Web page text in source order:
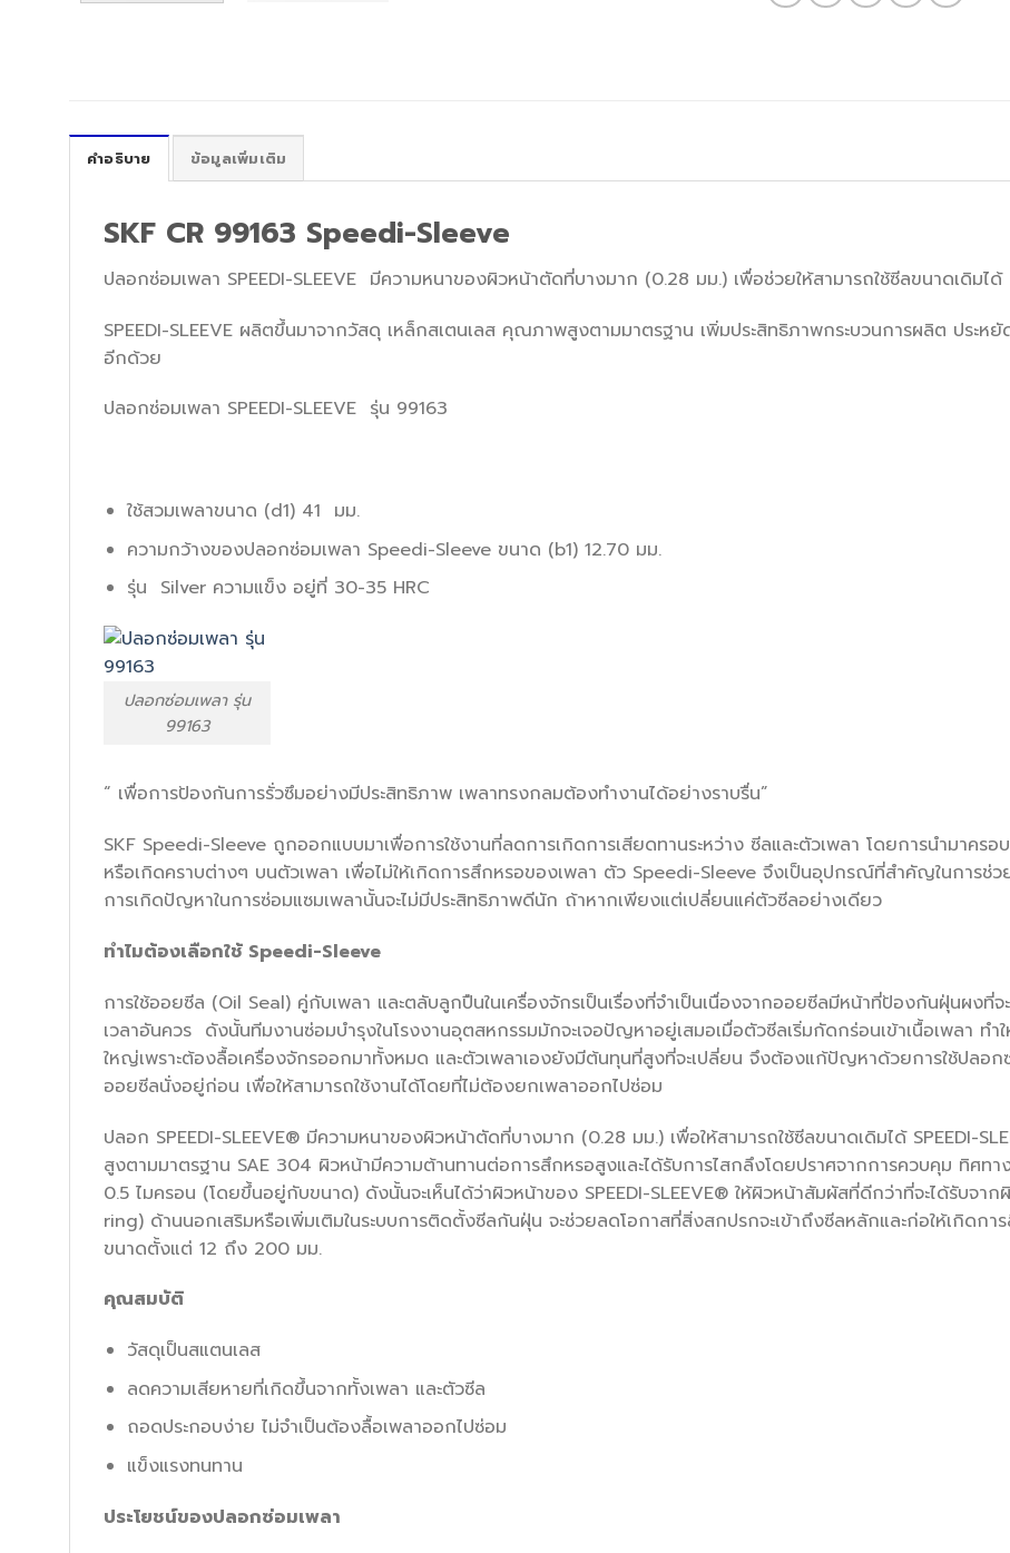
คำอธิบาย ข้อมูลเพิ่มเติม
SKF CR 99163 Speedi-Sleeve
ปลอกซ่อมเพลา SPEEDI-SLEEVE มีความหนาของผิวหน้าตัดที่บางมาก (0.28 มม.) เพื่อช่วยให้สามารถใช้ซีลขนาดเดิมได้
SPEEDI-SLEEVE ผลิตขึ้นมาจากวัสดุ เหล็กสเตนเลส คุณภาพสูงตามมาตรฐาน เพิ่มประสิทธิภาพกระบวนการผลิต ประหยั
อีกด้วย
ปลอกซ่อมเพลา SPEEDI-SLEEVE รุ่น 99163
ใช้สวมเพลาขนาด (d1) 41 มม.
ความกว้างของปลอกซ่อมเพลา Speedi-Sleeve ขนาด (b1) 12.70 มม.
รุ่น Silver ความแข็ง อยู่ที่ 30-35 HRC
ปลอกซ่อมเพลา รุ่น
99163
“ เพื่อการป้องกันการรั่วซึมอย่างมีประสิทธิภาพ เพลาทรงกลมต้องทำงานได้อย่างราบรื่น”
SKF Speedi-Sleeve ถูกออกแบบมาเพื่อการใช้งานที่ลดการเกิดการเสียดทานระหว่าง ซีลและตัวเพลา โดยการนำมาคร
หรือเกิดคราบต่างๆ บนตัวเพลา เพื่อไม่ให้เกิดการสึกหรอของเพลา ตัว Speedi-Sleeve จึงเป็นอุปกรณ์ที่สำคัญในการช่
การเกิดปัญหาในการซ่อมแซมเพลานั้นจะไม่มีประสิทธิภาพดีนัก ถ้าหากเพียงแต่เปลี่ยนแค่ตัวซีลอย่างเดียว
ทำไมต้องเลือกใช้ Speedi-Sleeve
การใช้ออยซีล (Oil Seal) คู่กับเพลา และตลับลูกปืนในเครื่องจักรเป็นเรื่องที่จำเป็นเนื่องจากออยซีลมีหน้าที่ป้องกันฝุ่นผงที่
เวลาอันควร ดังนั้นทีมงานซ่อมบำรุงในโรงงานอุตสหกรรมมักจะเจอปัญหาอยู่เสมอเมื่อตัวซีลเริ่มกัดกร่อนเข้าเนื้อเพลา ทำ
ใหญ่เพราะต้องลื้อเครื่องจักรออกมาทั้งหมด และตัวเพลาเองยังมีต้นทุนที่สูงที่จะเปลี่ยน จึงต้องแก้ปัญหาด้วยการใช้ปลอ
ออยซีลนั่งอยู่ก่อน เพื่อให้สามารถใช้งานได้โดยที่ไม่ต้องยกเพลาออกไปซ่อม
ปลอก SPEEDI-SLEEVE® มีความหนาของผิวหน้าตัดที่บางมาก (0.28 มม.) เพื่อให้สามารถใช้ซีลขนาดเดิมได้ SPEEDI-
สูงตามมาตรฐาน SAE 304 ผิวหน้ามีความต้านทานต่อการสึกหรอสูงและได้รับการไสกลึงโดยปราศจากการควบคุม ทิศทา
0.5 ไมครอน (โดยขึ้นอยู่กับขนาด) ดังนั้นจะเห็นได้ว่าผิวหน้าของ SPEEDI-SLEEVE® ให้ผิวหน้าสัมผัสที่ดีกว่าที่จะได้รับจา
ring) ด้านนอกเสริมหรือเพิ่มเติมในระบบการติดตั้งซีลกันฝุ่น จะช่วยลดโอกาสที่สิ่งสกปรกจะเข้าถึงซีลหลักและก่อให้เกิดก
ขนาดตั้งแต่ 12 ถึง 200 มม.
คุณสมบัติ
วัสดุเป็นสแตนเลส
ลดความเสียหายที่เกิดขึ้นจากทั้งเพลา และตัวซีล
ถอดประกอบง่าย ไม่จำเป็นต้องลื้อเพลาออกไปซ่อม
แข็งแรงทนทาน
ประโยชน์ของปลอกซ่อมเพลา